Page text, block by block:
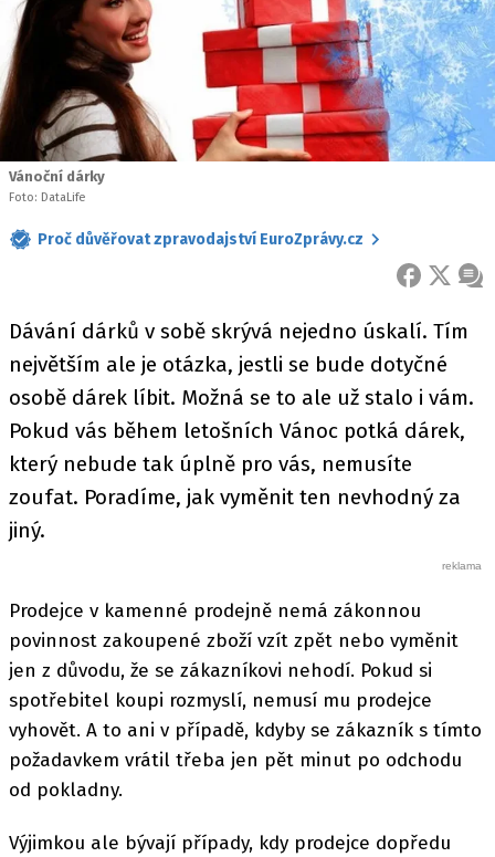
Vánoční dárky
Foto: DataLife
Proč důvěřovat zpravodajství EuroZprávy.cz
FACEBOOK
X
Dávání dárků v sobě skrývá nejedno úskalí. Tím
největším ale je otázka, jestli se bude dotyčné
osobě dárek líbit. Možná se to ale už stalo i vám.
Pokud vás během letošních Vánoc potká dárek,
který nebude tak úplně pro vás, nemusíte
zoufat. Poradíme, jak vyměnit ten nevhodný za
jiný.
Prodejce v kamenné prodejně nemá zákonnou
povinnost zakoupené zboží vzít zpět nebo vyměnit
jen z důvodu, že se zákazníkovi nehodí. Pokud si
spotřebitel koupi rozmyslí, nemusí mu prodejce
vyhovět. A to ani v případě, kdyby se zákazník s tímto
požadavkem vrátil třeba jen pět minut po odchodu
od pokladny.
Výjimkou ale bývají případy, kdy prodejce dopředu